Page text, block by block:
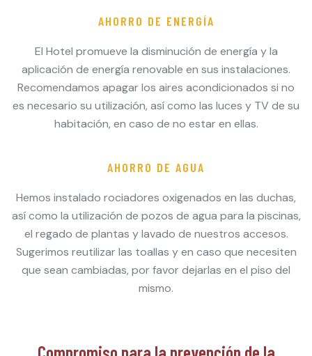
AHORRO DE ENERGÍA
El Hotel promueve la disminución de energía y la
aplicación de energía renovable en sus instalaciones.
Recomendamos apagar los aires acondicionados si no
es necesario su utilización, así como las luces y TV de su
habitación, en caso de no estar en ellas.
AHORRO DE AGUA
Hemos instalado rociadores oxigenados en las duchas,
así como la utilización de pozos de agua para la piscinas,
el regado de plantas y lavado de nuestros accesos.
Sugerimos reutilizar las toallas y en caso que necesiten
que sean cambiadas, por favor dejarlas en el piso del
mismo.